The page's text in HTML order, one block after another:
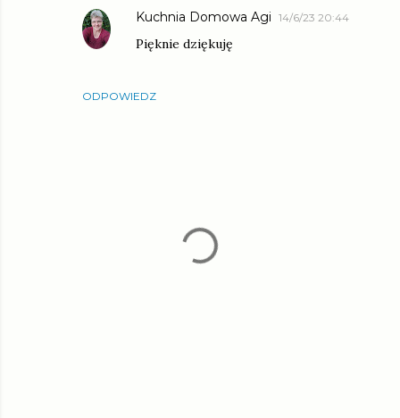
ODPOWIEDZ
Kuchnia Domowa Agi 14/6/23 20:44
Pięknie dziękuję